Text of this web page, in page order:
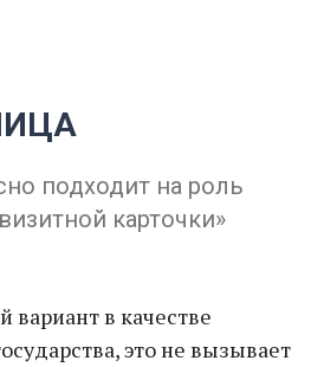
подходит на роль
карточки»
в качестве
это не вызывает